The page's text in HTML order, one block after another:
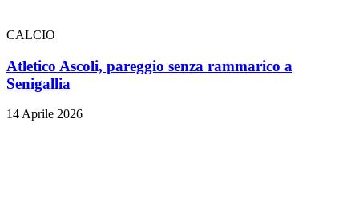
CALCIO
Atletico Ascoli, pareggio senza rammarico a
Senigallia
14 Aprile 2026